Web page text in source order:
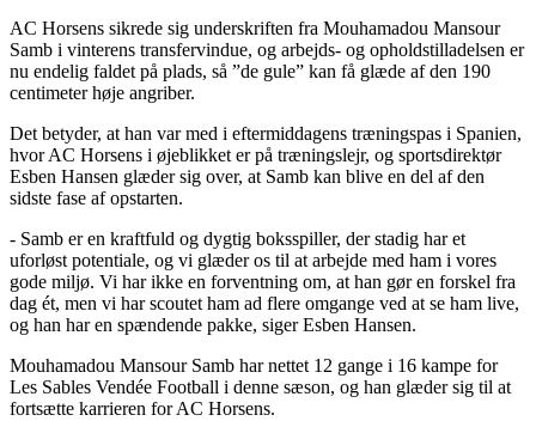
AC Horsens sikrede sig underskriften fra Mouhamadou Mansour
Samb i vinterens transfervindue, og arbejds- og opholdstilladelsen er
nu endelig faldet på plads, så ”de gule” kan få glæde af den 190
centimeter høje angriber.
Det betyder, at han var med i eftermiddagens træningspas i Spanien,
hvor AC Horsens i øjeblikket er på træningslejr, og sportsdirektør
Esben Hansen glæder sig over, at Samb kan blive en del af den
sidste fase af opstarten.
- Samb er en kraftfuld og dygtig boksspiller, der stadig har et
uforløst potentiale, og vi glæder os til at arbejde med ham i vores
gode miljø. Vi har ikke en forventning om, at han gør en forskel fra
dag ét, men vi har scoutet ham ad flere omgange ved at se ham live,
og han har en spændende pakke, siger Esben Hansen.
Mouhamadou Mansour Samb har nettet 12 gange i 16 kampe for
Les Sables Vendée Football i denne sæson, og han glæder sig til at
fortsætte karrieren for AC Horsens.